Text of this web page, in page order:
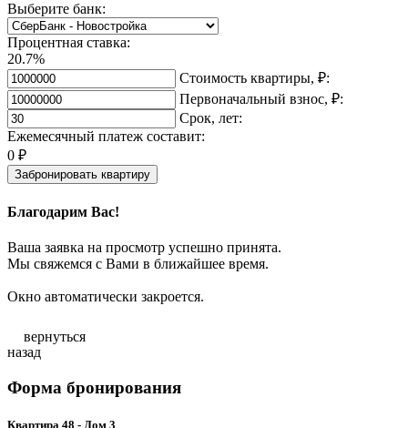
Выберите банк:
Процентная ставка:
20.7%
Стоимость квартиры, ₽:
Первоначальный взнос, ₽:
Срок, лет:
Ежемесячный платеж составит:
0 ₽
Забронировать квартиру
Благодарим Вас!
Ваша заявка на просмотр успешно принята.
Мы свяжемся с Вами в ближайшее время.
Окно автоматически закроется.
вернуться
назад
Форма бронирования
Квартира 48 - Дом 3